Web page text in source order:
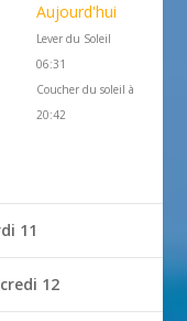
Aujourd'hui
Lever du Soleil
06:31
Coucher du soleil à
20:42
11
12